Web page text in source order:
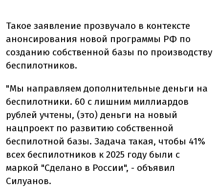
Такое заявление прозвучало в контексте
анонсирования новой программы РФ по
созданию собственной базы по производству
беспилотников.
"Мы направляем дополнительные деньги на
беспилотники. 60 с лишним миллиардов
рублей учтены, (это) деньги на новый
нацпроект по развитию собственной
беспилотной базы. Задача такая, чтобы 41%
всех беспилотников к 2025 году были с
маркой "Сделано в России", - объявил
Силуанов.